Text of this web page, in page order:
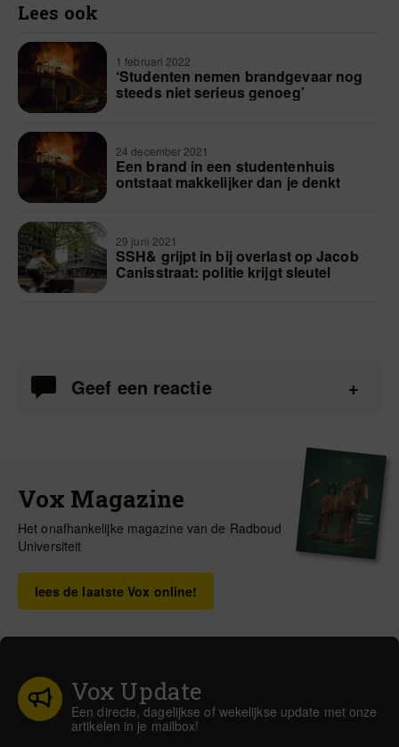
Lees ook
1 februari 2022
‘Studenten nemen brandgevaar nog
steeds niet serieus genoeg’
24 december 2021
Een brand in een studentenhuis
ontstaat makkelijker dan je denkt
29 juni 2021
SSH& grijpt in bij overlast op Jacob
Canisstraat: politie krijgt sleutel
Geef een reactie
Vox Magazine
Het onafhankelijke magazine van de Radboud
Universiteit
lees de laatste Vox online!
Vox Update
Een directe, dagelijkse of wekelijkse update met onze
artikelen in je mailbox!